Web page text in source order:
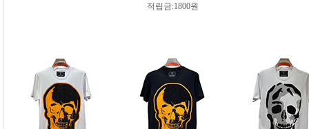
적립금:1800원